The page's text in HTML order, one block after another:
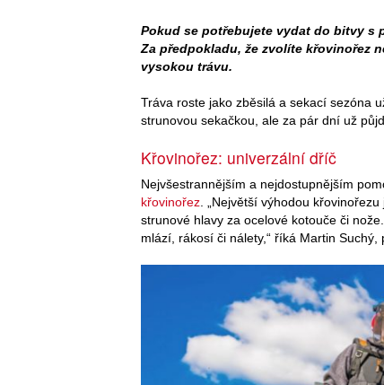
Pokud se potřebujete vydat do bitvy s
Za předpokladu, že zvolíte křovinořez
vysokou trávu.
Tráva roste jako zběsilá a sekací sezóna
strunovou sekačkou, ale za pár dní už
Křovinořez: univerzální dříč
Nejvšestrannějším a nejdostupnějším
křovinořez . „Největší výhodou
strunové hlavy za ocelové kotouče či
mlází, rákosí či nálety,“ říká Martin